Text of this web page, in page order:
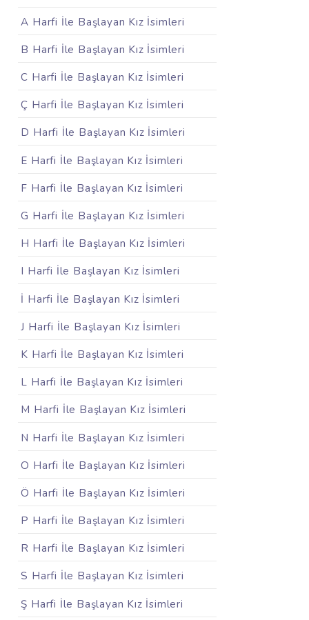
A Harfi İle Başlayan Kız İsimleri
B Harfi İle Başlayan Kız İsimleri
C Harfi İle Başlayan Kız İsimleri
Ç Harfi İle Başlayan Kız İsimleri
D Harfi İle Başlayan Kız İsimleri
E Harfi İle Başlayan Kız İsimleri
F Harfi İle Başlayan Kız İsimleri
G Harfi İle Başlayan Kız İsimleri
H Harfi İle Başlayan Kız İsimleri
I Harfi İle Başlayan Kız İsimleri
İ Harfi İle Başlayan Kız İsimleri
J Harfi İle Başlayan Kız İsimleri
K Harfi İle Başlayan Kız İsimleri
L Harfi İle Başlayan Kız İsimleri
M Harfi İle Başlayan Kız İsimleri
N Harfi İle Başlayan Kız İsimleri
O Harfi İle Başlayan Kız İsimleri
Ö Harfi İle Başlayan Kız İsimleri
P Harfi İle Başlayan Kız İsimleri
R Harfi İle Başlayan Kız İsimleri
S Harfi İle Başlayan Kız İsimleri
Ş Harfi İle Başlayan Kız İsimleri